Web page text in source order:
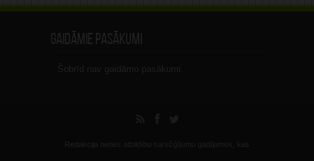
Gaidāmie pasākumi
Šobrīd nav gaidāmo pasākumi.